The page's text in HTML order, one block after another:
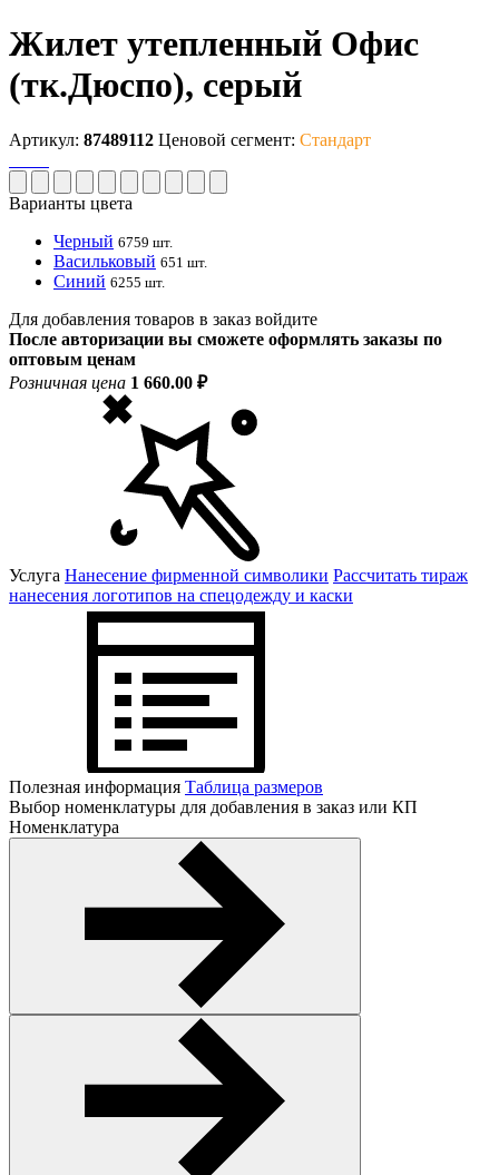
Жилет утепленный Офис
(тк.Дюспо), серый
Артикул: 87489112 Ценовой сегмент: Стандарт
Варианты цвета
Черный 6759 шт.
Васильковый 651 шт.
Синий 6255 шт.
Для добавления товаров в заказ войдите
После авторизации вы сможете оформлять заказы по
оптовым ценам
Розничная цена 1 660.00 ₽
Услуга Нанесение фирменной символики Рассчитать тираж
нанесения логотипов на спецодежду и каски
Полезная информация Таблица размеров
Выбор номенклатуры для добавления в заказ или КП
Номенклатура